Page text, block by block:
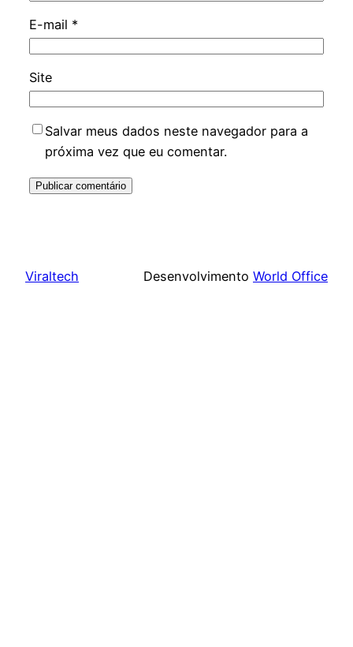
E-mail *
Site
Salvar meus dados neste navegador para a
próxima vez que eu comentar.
Viraltech Desenvolvimento World Office